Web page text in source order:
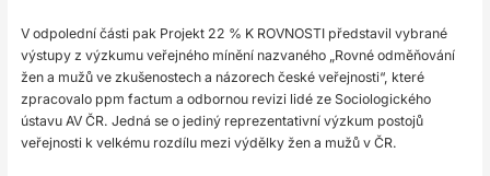
V odpolední části pak Projekt 22 % K ROVNOSTI představil vybrané
výstupy z výzkumu veřejného mínění nazvaného „Rovné odměňování
žen a mužů ve zkušenostech a názorech české veřejnosti“, které
zpracovalo ppm factum a odbornou revizi lidé ze Sociologického
ústavu AV ČR. Jedná se o jediný reprezentativní výzkum postojů
veřejnosti k velkému rozdílu mezi výdělky žen a mužů v ČR.